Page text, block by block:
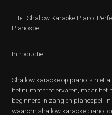
Titel: Shallow Karaoke Piano:
Pianospel
Introductie:
Shallow karaoke op piano is niet
het nummer te ervaren, maar het
beginners in zang en pianospel.
waarom shallow karaoke piano